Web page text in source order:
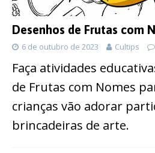
Desenhos de Frutas com
6 de outubro de 2023 Cultips
Faça atividades
de Frutas com Nomes
crianças vão adorar
brincadeiras de arte.